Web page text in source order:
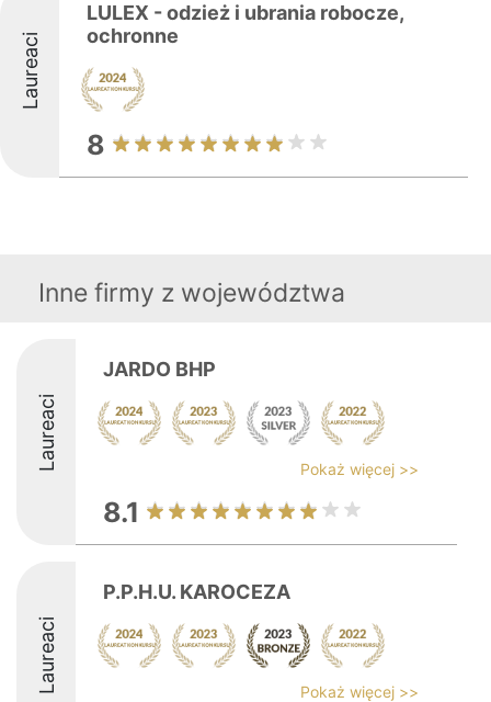
Laureaci
LULEX - odzież i ubrania robocze,
ochronne
8
Inne firmy z województwa
Laureaci
JARDO BHP
Pokaż więcej >>
8.1
Laureaci
P.P.H.U. KAROCEZA
Pokaż więcej >>